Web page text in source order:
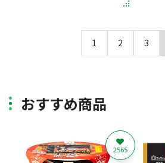
1 2 3
おすすめ商品
2565